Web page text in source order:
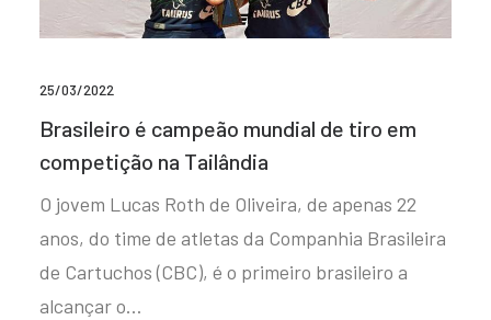
25/03/2022
Brasileiro é campeão mundial de tiro em
competição na Tailândia
O jovem Lucas Roth de Oliveira, de apenas 22
anos, do time de atletas da Companhia Brasileira
de Cartuchos (CBC), é o primeiro brasileiro a
alcançar o…